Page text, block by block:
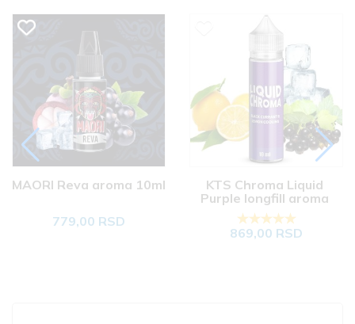
MAORI Reva aroma 10ml
779,00 RSD
KTS Chroma Liquid
Purple longfill aroma
10ml
869,00 RSD